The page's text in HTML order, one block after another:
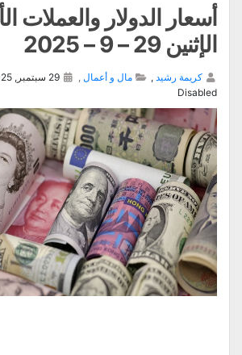
أسعار الدولار والعملات
الإثنين 29 – 9 – 2025
كريمة رشيد , مال و أعمال
Disabled